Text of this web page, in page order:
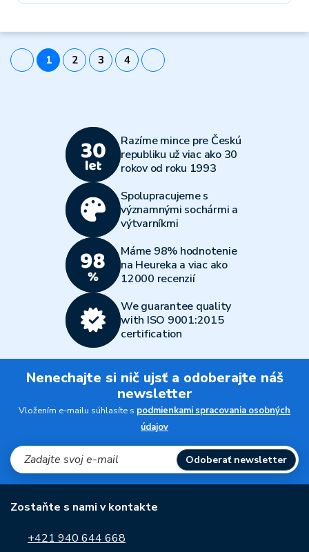
1 2 3 4
Razíme mince pre Českú
republiku už viac ako 30
rokov od roku 1993
Spolupracujeme s
významnými sochármi a
výtvarníkmi
Máme 98% hodnotenie
na Heureka a viac ako
12000 recenzií
We guarantee quality
with ISO 9001:2015
certification
Nenechajte si nič ujsť a odoberajte náš
newsletter
Vložením e-mailu súhlasíte s podmienkami spracovania osobných
údajov
Odoberať newsletter
Zostaňte s nami v kontakte
+421 940 644 668